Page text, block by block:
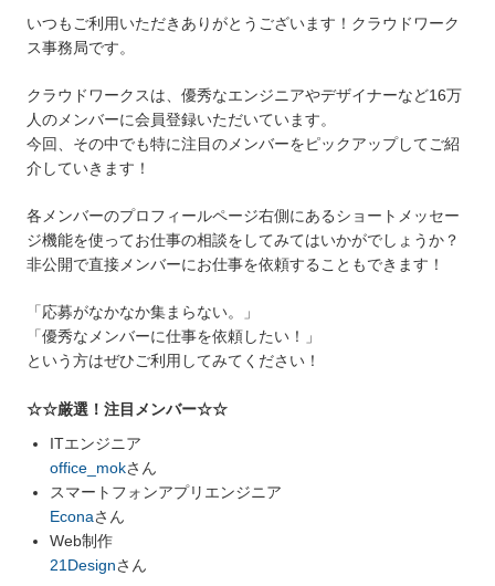
いつもご利用いただきありがとうございます！クラウドワーク
ス事務局です。
クラウドワークスは、優秀なエンジニアやデザイナーなど16万
人のメンバーに会員登録いただいています。
今回、その中でも特に注目のメンバーをピックアップしてご紹
介していきます！
各メンバーのプロフィールページ右側にあるショートメッセー
ジ機能を使ってお仕事の相談をしてみてはいかがでしょうか？
非公開で直接メンバーにお仕事を依頼することもできます！
「応募がなかなか集まらない。」
「優秀なメンバーに仕事を依頼したい！」
という方はぜひご利用してみてください！
☆☆厳選！注目メンバー☆☆
ITエンジニア
office_mokさん
スマートフォンアプリエンジニア
Econaさん
Web制作
21Designさん